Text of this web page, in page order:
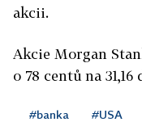
akcii.
Akcie Morgan
o 78 centů na 31,16
#banka #USA